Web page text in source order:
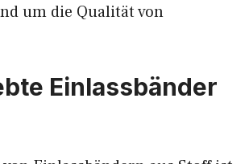
um die Qualität von
Einlassbänder